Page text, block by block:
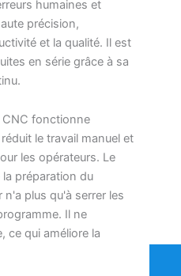
humaines et
précision,
et la qualité. Il est
en série grâce à sa
CNC fonctionne
le travail manuel et
les opérateurs. Le
préparation du
plus qu'à serrer les
Il ne
ce qui améliore la